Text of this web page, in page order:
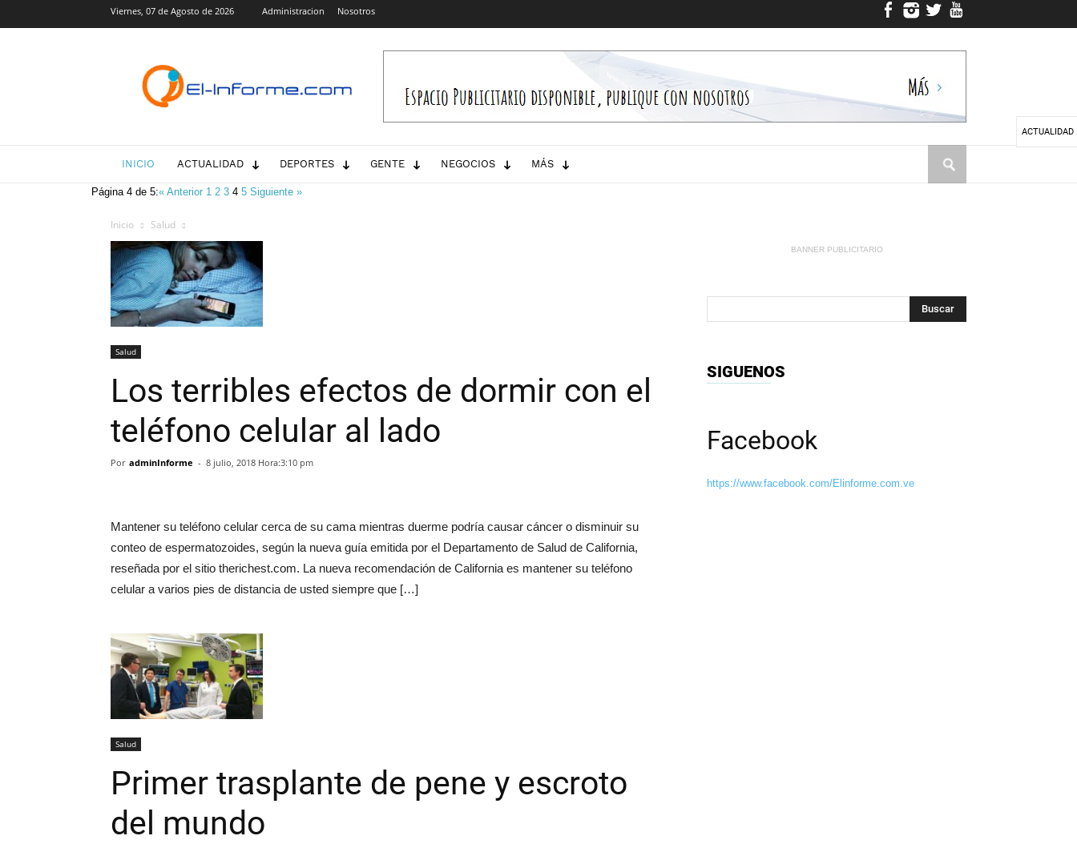
Viernes, 07 de Agosto de 2026 Administracion Nosotros
Informe.com
INICIO ACTUALIDAD DEPORTES GENTE NEGOCIOS MÁS
Página 4 de 5:« Anterior 1234 5Siguiente »
Inicio Salud
Salud
Los terribles efectos de dormir con el
teléfono celular al lado
Por adminInforme - 8 julio, 2018 Hora:3:10 pm
Mantener su teléfono celular cerca de su cama mientras duerme podría causar cáncer o disminuir su
conteo de espermatozoides, según la nueva guía emitida por el Departamento de Salud de California,
reseñada por el sitio therichest.com. La nueva recomendación de California es mantener su teléfono
celular a varios pies de distancia de usted siempre que […]
Salud
Primer trasplante de pene y escroto
del mundo
BANNER PUBLICITARIO
SIGUENOS
Facebook
https://www.facebook.com/Elinforme.com.ve
ACTUALIDAD